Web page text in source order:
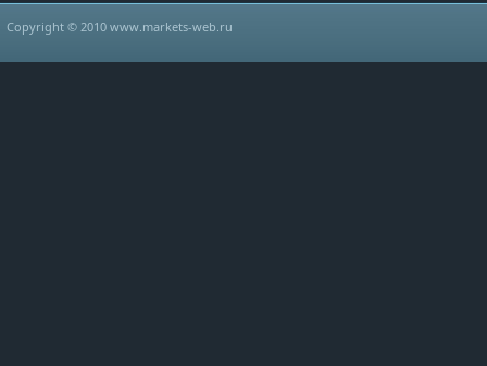
Copyright © 2010 www.markets-web.ru